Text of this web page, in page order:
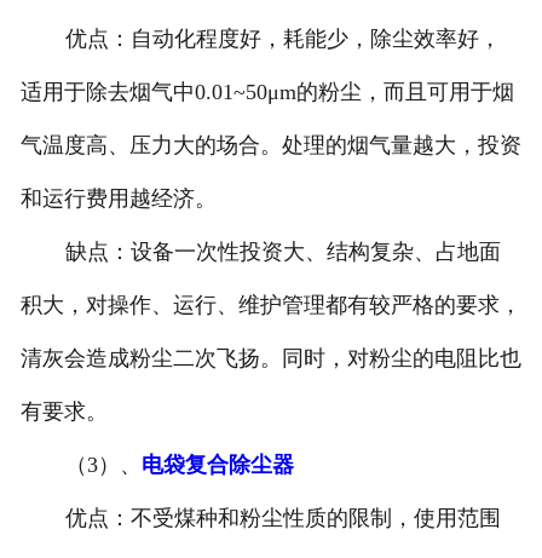
优点：自动化程度好，耗能少，除尘效率好，
适用于除去烟气中0.01~50μm的粉尘，而且可用于烟
气温度高、压力大的场合。处理的烟气量越大，投资
和运行费用越经济。
缺点：设备一次性投资大、结构复杂、占地面
积大，对操作、运行、维护管理都有较严格的要求，
清灰会造成粉尘二次飞扬。同时，对粉尘的电阻比也
有要求。
（3）、 电袋复合除尘器
优点：不受煤种和粉尘性质的限制，使用范围